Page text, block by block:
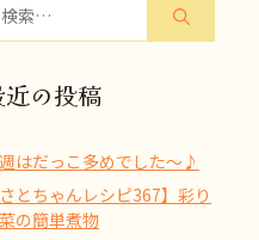
の投稿
はだっこ多めでした～♪
さとちゃんレシピ367】彩り
の簡単煮物